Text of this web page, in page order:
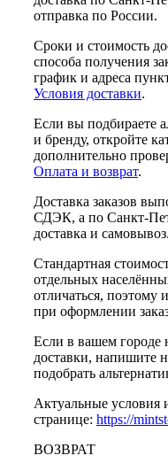
отправка по России.
Сроки и стоимость
способа получения
график и адреса
Условия доставки.
Если вы подбираете
и бренду, откройте
дополнительно
Оплата и возврат.
Доставка заказов
СДЭК, а по Санкт-
доставка и самовывоз.
Стандартная
отдельных
отличаться, поэтому
при оформлении
Если в вашем городе
доставки, напишите
подобрать
Актуальные условия
странице: https://
ВОЗВРАТ